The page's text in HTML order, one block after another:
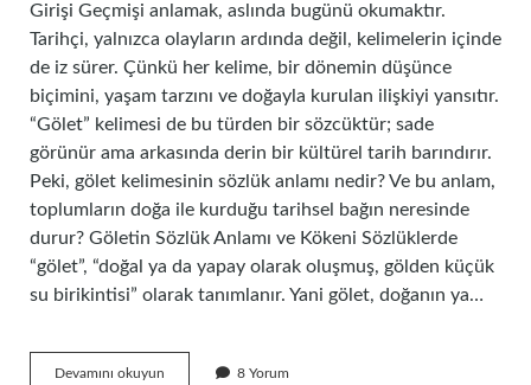
Girişi Geçmişi anlamak, aslında bugünü okumaktır.
Tarihçi, yalnızca olayların ardında değil, kelimelerin içinde
de iz sürer. Çünkü her kelime, bir dönemin düşünce
biçimini, yaşam tarzını ve doğayla kurulan ilişkiyi yansıtır.
“Gölet” kelimesi de bu türden bir sözcüktür; sade
görünür ama arkasında derin bir kültürel tarih barındırır.
Peki, gölet kelimesinin sözlük anlamı nedir? Ve bu anlam,
toplumların doğa ile kurduğu tarihsel bağın neresinde
durur? Göletin Sözlük Anlamı ve Kökeni Sözlüklerde
“gölet”, “doğal ya da yapay olarak oluşmuş, gölden küçük
su birikintisi” olarak tanımlanır. Yani gölet, doğanın ya…
Devamını okuyun 8 Yorum